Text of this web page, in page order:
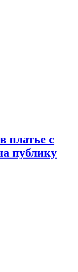
платье с
публику